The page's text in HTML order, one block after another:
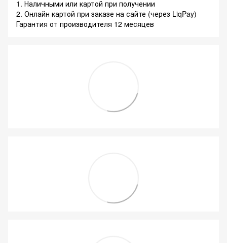
1. Наличными или картой при получении
2. Онлайн картой при заказе на сайте (через LiqPay)
Гарантия от производителя 12 месяцев